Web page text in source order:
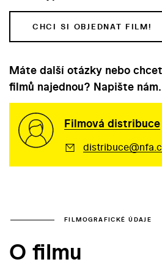
CHCI SI OBJEDNAT FILM!
Máte další otázky nebo
filmů najednou? Napište nám.
Filmová distribuce
FILMOGRAFICKÉ ÚDAJE
O filmu